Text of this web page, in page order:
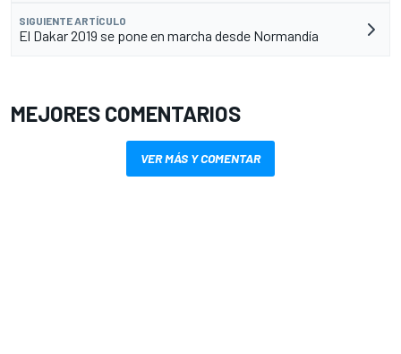
SIGUIENTE ARTÍCULO
El Dakar 2019 se pone en marcha desde Normandía
MEJORES COMENTARIOS
VER MÁS Y COMENTAR